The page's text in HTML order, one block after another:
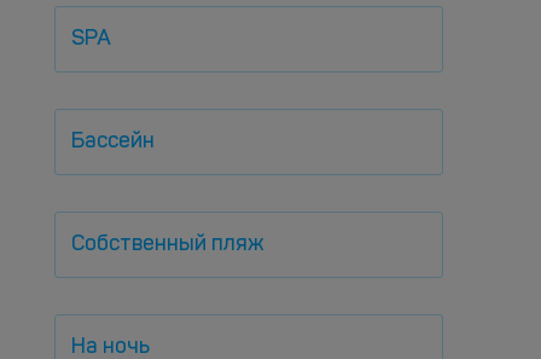
SPA
Бассейн
Собственный пляж
На ночь